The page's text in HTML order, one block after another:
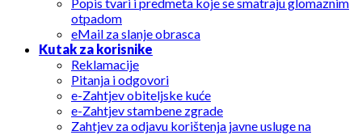
otpadom
eMail za slanje obrasca
Kutak za korisnike
Reklamacije
Pitanja i odgovori
e-Zahtjev obiteljske kuće
e-Zahtjev stambene zgrade
Zahtjev za odjavu korištenja javne usluge na